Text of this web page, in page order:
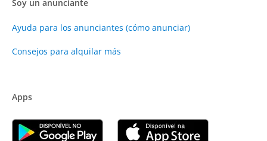
Soy un anunciante
Ayuda para los anunciantes (cómo anunciar)
Consejos para alquilar más
Apps